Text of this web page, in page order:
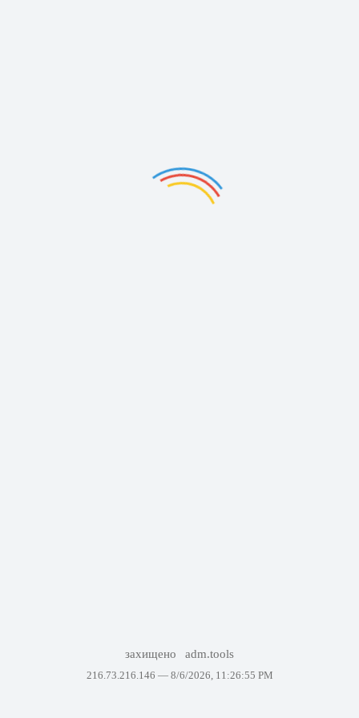
захищено adm.tools
216.73.216.146 — 8/6/2026, 11:26:55 PM